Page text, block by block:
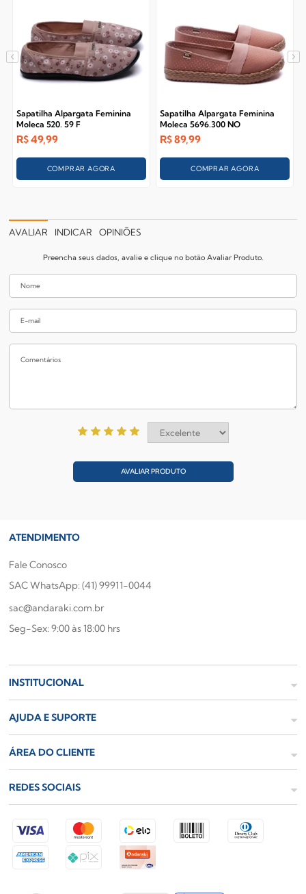
Sapatilha Alpargata Feminina
Moleca 520. 59 F
R$49,99
COMPRAR AGORA
Sapatilha Alpargata Feminina
Moleca 5696.300 NO
R$89,99
COMPRAR AGORA
AVALIAR INDICAR OPINIÕES
Preencha seus dados, avalie e clique no botão Avaliar Produto.
AVALIAR PRODUTO
ATENDIMENTO
Fale Conosco
SAC WhatsApp: (41) 99911-0044
sac@andaraki.com.br
Seg-Sex: 9:00 às 18:00 hrs
INSTITUCIONAL
AJUDA E SUPORTE
ÁREA DO CLIENTE
REDES SOCIAIS